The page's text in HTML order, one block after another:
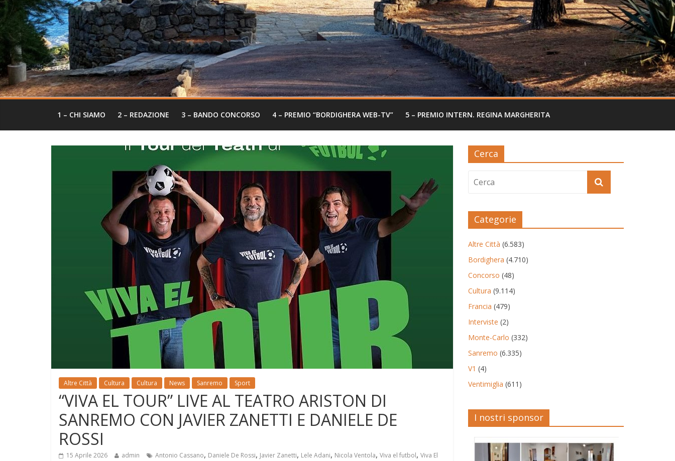
1 – CHI SIAMO 2 – REDAZIONE 3 – BANDO CONCORSO 4 – PREMIO “BORDIGHERA WEB-TV” 5 – PREMIO INTERN. REGINA MARGHERITA
Altre Città Cultura Cultura News Sanremo Sport
“VIVA EL TOUR” LIVE AL TEATRO ARISTON DI
SANREMO CON JAVIER ZANETTI E DANIELE DE
ROSSI
15 Aprile 2026 admin Antonio Cassano, Daniele De Rossi, Javier Zanetti, Lele Adani, Nicola Ventola, Viva el futbol, Viva El
Cerca
Categorie
Altre Città (6.583)
Bordighera (4.710)
Concorso (48)
Cultura (9.114)
Francia (479)
Interviste (2)
Monte-Carlo (332)
Sanremo (6.335)
V1 (4)
Ventimiglia (611)
I nostri sponsor